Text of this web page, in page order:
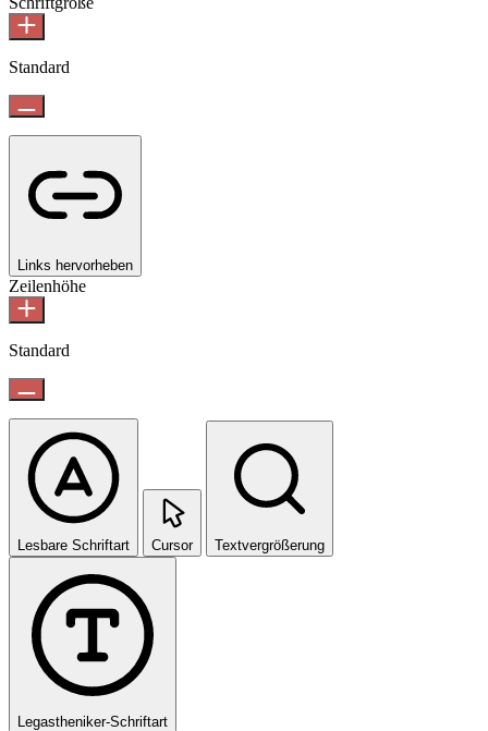
Standard
Links hervorheben
Zeilenhöhe
Standard
Lesbare Schriftart Cursor Textvergrößerung
Legastheniker-Schriftart